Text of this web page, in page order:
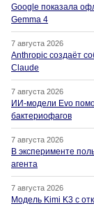
Google показала
Gemma 4
7 августа 2026
Anthropic создаёт
Claude
7 августа 2026
ИИ-модели Evo
бактериофагов
7 августа 2026
В эксперименте
агента
7 августа 2026
Модель Kimi K3 с